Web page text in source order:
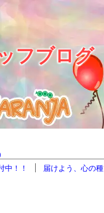
フブログ
中！！ 届けよう、心の種